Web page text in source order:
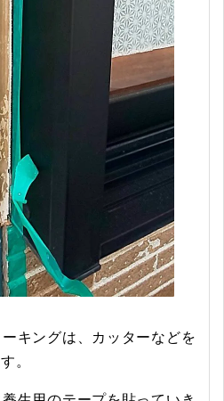
キングは、カッターなどを
。